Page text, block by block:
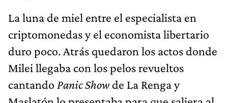
La luna de miel entre el especialista en
criptomonedas y el economista libertario
duro poco. Atrás quedaron los actos donde
Milei llegaba con los pelos revueltos
cantando Panic Show de La Renga y